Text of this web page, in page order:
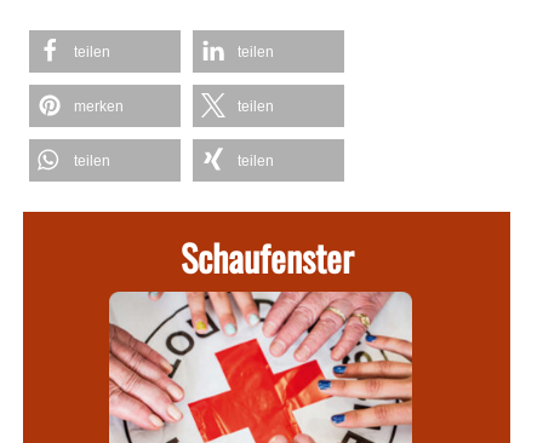
teilen teilen
merken teilen
teilen teilen
Schaufenster